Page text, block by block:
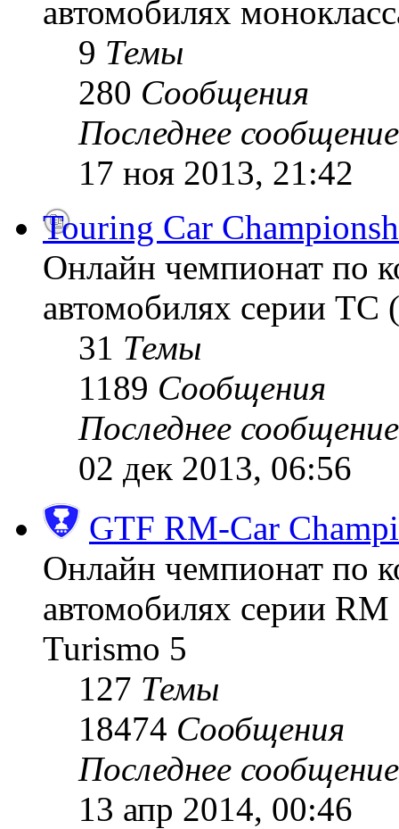
автомобилях
9 Темы
280 Сообщения
Последнее сообщение
17 ноя 2013, 21:42
Touring Car
Онлайн чемпионат по
автомобилях серии
31 Темы
1189 Сообщения
Последнее сообщение
02 дек 2013, 06:56
GTF RM-Car
Онлайн чемпионат по
автомобилях серии
Turismo 5
127 Темы
18474 Сообщения
Последнее сообщение
13 апр 2014, 00:46